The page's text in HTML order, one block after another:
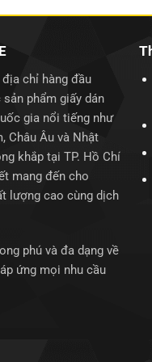
địa chỉ hàng đầu
phẩm giấy dán
gia nổi tiếng như
Châu Âu và Nhật
khắp tại TP. Hồ Chí
mang đến cho
lượng cao cùng dịch
phú và đa dạng về
ứng mọi nhu cầu